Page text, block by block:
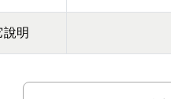
說明